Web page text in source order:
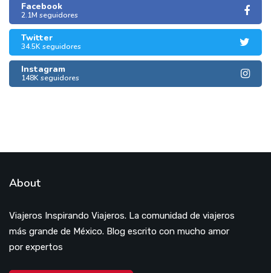
Facebook
2.1M seguidores
Twitter
34.5K seguidores
Instagram
148K seguidores
About
Viajeros Inspirando Viajeros. La comunidad de viajeros
más grande de México. Blog escrito con mucho amor
por expertos